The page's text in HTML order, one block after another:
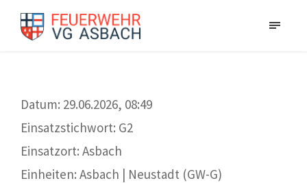
Datum: 29.06.2026, 08:49
Einsatzstichwort: G2
Einsatzort: Asbach
Einheiten: Asbach | Neustadt (GW-G)